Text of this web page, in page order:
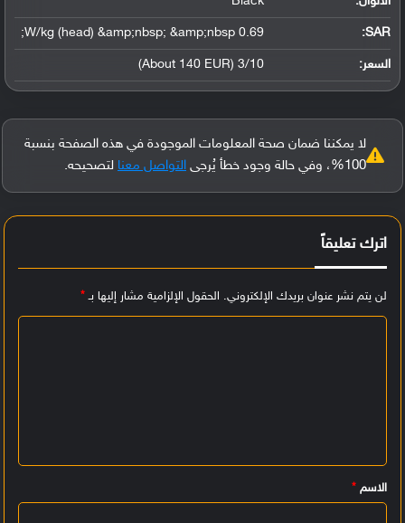
SAR
:
0.69 W/kg (head) &amp;nbsp; &amp;nbsp;
السعر: 3/10 (About 140 EUR)
لا يمكننا ضمان صحة المعلومات الموجودة في هذه الصفحة بنسبة
100%، وفي حالة وجود خطأ يُرجى
التواصل معنا لتصحيحه.
اترك تعليقاً
لن يتم نشر عنوان بريدك الإلكتروني. الحقول الإلزامية مشار إليها بـ*
ي
ق
الاسم *